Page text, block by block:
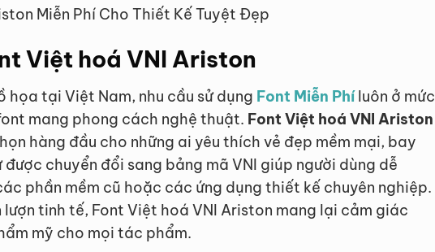
Miễn Phí Cho Thiết Kế Tuyệt Đẹp
Việt hoá VNI Ariston
tại Việt Nam, nhu cầu sử dụng Font Miễn Phíluôn ở mức
mang phong cách nghệ thuật. Font Việt hoá VNI Ariston
hàng đầu cho những ai yêu thích vẻ đẹp mềm mại, bay
chuyển đổi sang bảng mã VNI giúp người dùng dễ
phần mềm cũ hoặc các ứng dụng thiết kế chuyên nghiệp.
lượn tinh tế, Font Việt hoá VNI Ariston mang lại cảm giác
mỹ cho mọi tác phẩm.